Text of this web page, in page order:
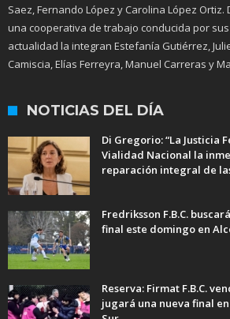
Saez, Fernando López y Carolina López Ortiz.
una cooperativa de trabajo conducida por
actualidad la integran Estefanía Gutiérrez,
Camiscia, Elías Ferreyra, Manuel Carreras y
NOTICIAS DEL DÍA
Di Gregorio: “La Justicia
Vialidad Nacional la
reparación integral de
Fredriksson F.B.C.
final este domingo en
Reserva: Firmat F.B.C.
jugará una nueva final